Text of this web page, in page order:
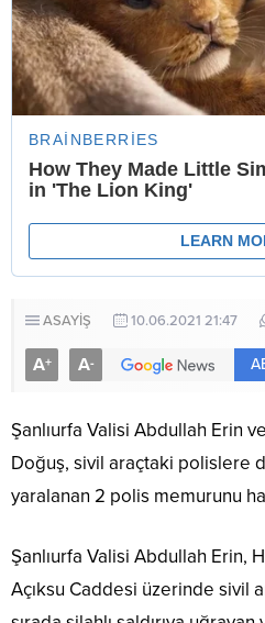
ASAYİŞ 10.06.2021 21:47
A+ A-
Şanlıurfa Valisi Abdullah Erin
Doğuş, sivil araçtaki polislere
yaralanan 2 polis memurunu
Şanlıurfa Valisi Abdullah Erin,
Açıksu Caddesi üzerinde sivil